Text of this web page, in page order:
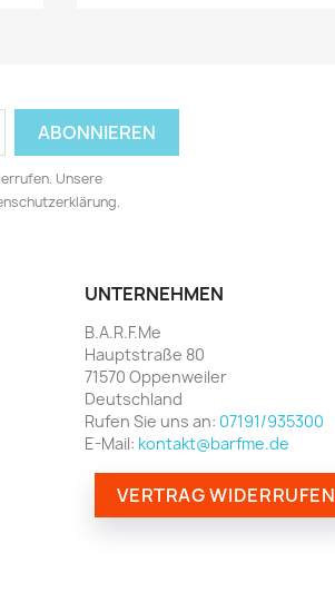
Unsere
UNTERNEHMEN
B.A.R.F.Me
Hauptstraße 80
71570 Oppenweiler
Deutschland
Rufen Sie uns an: 07191/935300
E-Mail: kontakt@barfme.de
VERTRAG WIDERRUFEN